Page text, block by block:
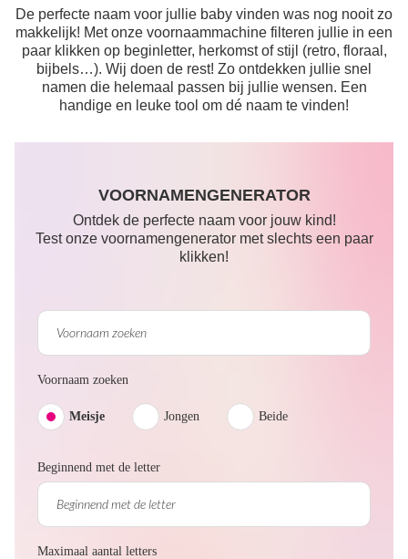
De perfecte naam voor jullie baby vinden was nog nooit zo
makkelijk! Met onze voornaammachine filteren jullie in een
paar klikken op beginletter, herkomst of stijl (retro, floraal,
bijbels…). Wij doen de rest! Zo ontdekken jullie snel
namen die helemaal passen bij jullie wensen. Een
handige en leuke tool om dé naam te vinden!
VOORNAMENGENERATOR
Ontdek de perfecte naam voor jouw kind!
Test onze voornamengenerator met slechts een paar
klikken!
Voornaam zoeken
Meisje Jongen Beide
Beginnend met de letter
Maximaal aantal letters